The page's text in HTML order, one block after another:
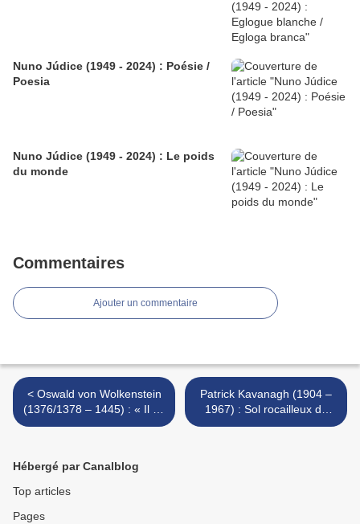
Nuno Júdice (1949 - 2024) : Poésie /
Poesia
Nuno Júdice (1949 - 2024) : Le poids
du monde
Commentaires
Ajouter un commentaire
< Oswald von Wolkenstein
(1376/1378 – 1445) : « Il se
trouva qu’à l’âge de dix
alt... »
Patrick Kavanagh (1904 –
1967) : Sol rocailleux du
pays Monaghan / Stony
Hébergé par Canalblog
Top articles
Pages